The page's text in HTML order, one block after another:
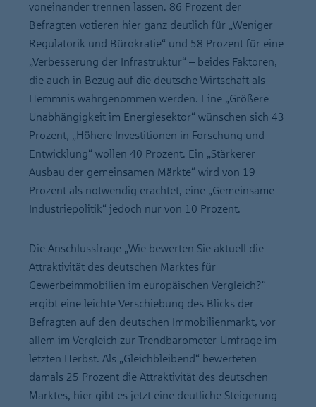
voneinander trennen lassen. 86 Prozent der
Befragten votieren hier ganz deutlich für „Weniger
Regulatorik und Bürokratie“ und 58 Prozent für eine
„Verbesserung der Infrastruktur“ – beides Faktoren,
die auch in Bezug auf die deutsche Wirtschaft als
Hemmnis wahrgenommen werden. Eine „Größere
Unabhängigkeit im Energiesektor“ wünschen sich 43
Prozent, „Höhere Investitionen in Forschung und
Entwicklung“ wollen 40 Prozent. Ein „Stärkerer
Ausbau der gemeinsamen Märkte“ wird von 19
Prozent als notwendig erachtet, eine „Gemeinsame
Industriepolitik“ jedoch nur von 10 Prozent.
Die Anschlussfrage „Wie bewerten Sie aktuell die
Attraktivität des deutschen Marktes für
Gewerbeimmobilien im europäischen Vergleich?“
ergibt eine leichte Verschiebung des Blicks der
Befragten auf den deutschen Immobilienmarkt, vor
allem im Vergleich zur Trendbarometer-Umfrage im
letzten Herbst. Als „Gleichbleibend“ bewerteten
damals 25 Prozent die Attraktivität des deutschen
Marktes, hier gibt es jetzt eine deutliche Steigerung